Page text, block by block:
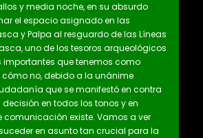
y media noche, en su absurdo
el espacio asignado en las
y Palpa al resguardo de las Líneas
uno de los tesoros arqueológicos
importantes que tenemos como
cómo no, debido a la unánime
que se manifestó en contra
en todos los tonos y en
existe. Vamos a ver
en asunto tan crucial para la